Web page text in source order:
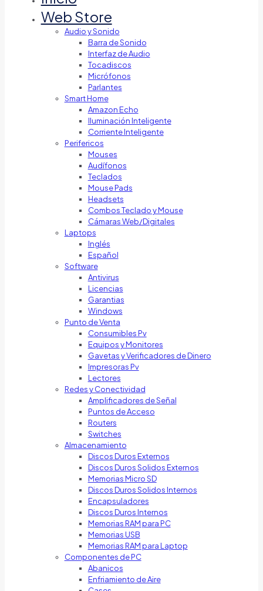
Web Store
Audio y Sonido
Barra de Sonido
Interfaz de Audio
Tocadiscos
Micrófonos
Parlantes
Smart Home
Amazon Echo
Iluminación Inteligente
Corriente Inteligente
Perifericos
Mouses
Audífonos
Teclados
Mouse Pads
Headsets
Combos Teclado y Mouse
Cámaras Web/Digitales
Laptops
Inglés
Español
Software
Antivirus
Licencias
Garantias
Windows
Punto de Venta
Consumibles Pv
Equipos y Monitores
Gavetas y Verificadores de Dinero
Impresoras Pv
Lectores
Redes y Conectividad
Amplificadores de Señal
Puntos de Acceso
Routers
Switches
Almacenamiento
Discos Duros Externos
Discos Duros Solidos Externos
Memorias Micro SD
Discos Duros Solidos Internos
Encapsuladores
Discos Duros Internos
Memorias RAM para PC
Memorias USB
Memorias RAM para Laptop
Componentes de PC
Abanicos
Enfriamiento de Aire